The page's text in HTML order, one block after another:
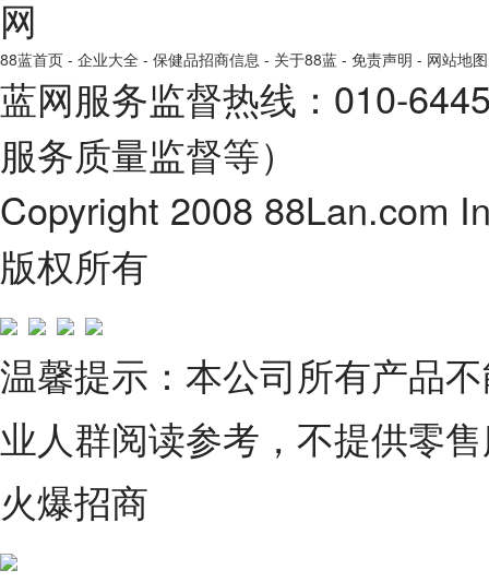
88蓝首页 - 企业大全 - 保健品招商信息 - 关于88蓝 - 免责声明 - 网站地图
蓝网服务监督热线：010-
服务质量监督等）
Copyright 2008 88Lan.com
版权所有
温馨提示：本公司所有产品
业人群阅读参考，不提供零
火爆招商